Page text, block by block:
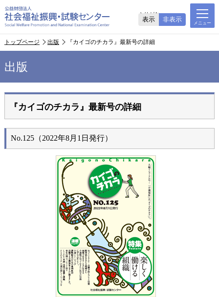
ふりがな
表示 非表示
トップページ 出版 『カイゴのチカラ』最新号の詳細
出版
『カイゴのチカラ』最新号の詳細
No.125（2022年8月1日発行）